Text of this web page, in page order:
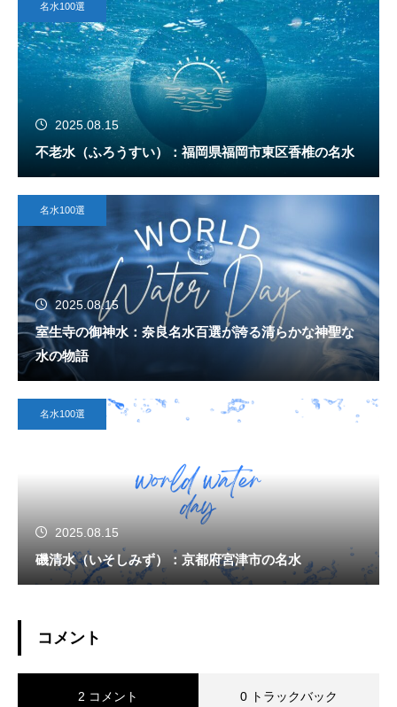
名水100選
2025.08.15
不老水（ふろうすい）：福岡県福岡市東区香椎の名水
名水100選
2025.08.15
室生寺の御神水：奈良名水百選が誇る清らかな神聖な
水の物語
名水100選
2025.08.15
磯清水（いそしみず）：京都府宮津市の名水
コメント
2 コメント 0 トラックバック